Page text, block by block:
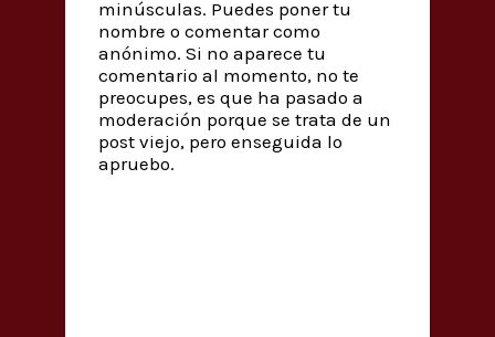
minúsculas. Puedes poner tu
nombre o comentar como
anónimo. Si no aparece tu
comentario al momento, no te
preocupes, es que ha pasado a
moderación porque se trata de un
post viejo, pero enseguida lo
apruebo.